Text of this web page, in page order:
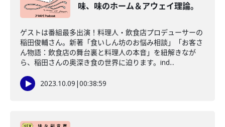
味、味のホーム＆アウェイ理論。
ゲストは番組最多出演！料理人・飲食店プロデューサーの
稲田俊輔さん。新著「食いしん坊のお悩み相談」「お客さ
ん物語：飲食店の舞台裏と料理人の本音」を紐解きなが
ら、稲田さんの奥深き食の世界に迫ります。ind...
2023.10.09 |00:38:59